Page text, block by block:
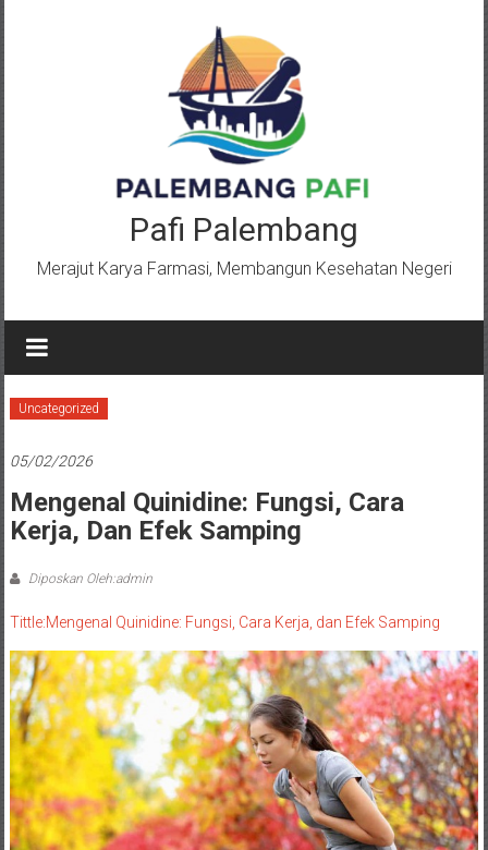
Pafi Palembang
Merajut Karya Farmasi, Membangun Kesehatan Negeri
Uncategorized
05/02/2026
Mengenal Quinidine: Fungsi, Cara
Kerja, Dan Efek Samping
Diposkan Oleh:admin
Tittle:Mengenal Quinidine: Fungsi, Cara Kerja, dan Efek Samping